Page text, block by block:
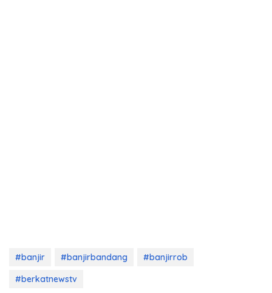
#banjir #banjirbandang
#banjirrob
#berkatnewstv